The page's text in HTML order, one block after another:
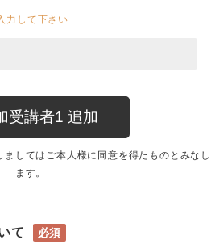
力して下さい
受講者1 追加
してはご本人様に同意を得たものとみなし
ます。
て 必須